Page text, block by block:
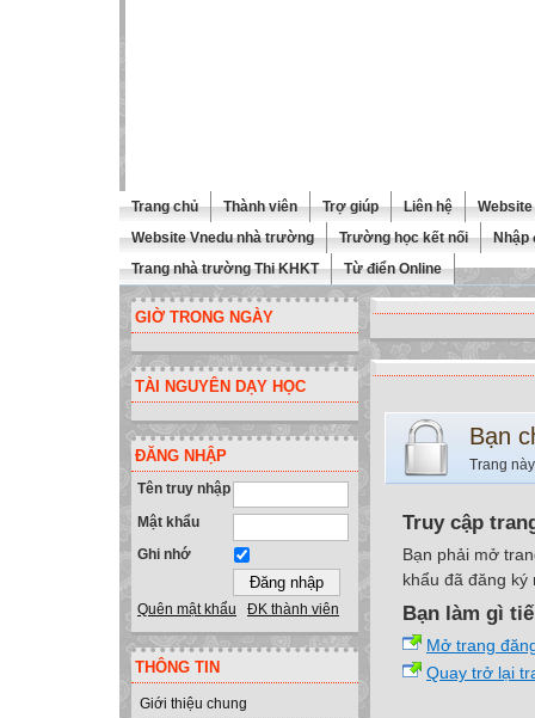
Trang chủ Thành viên Trợ giúp Liên hệ
Website Vnedu nhà trường
Trường học kết nối
Nhập
Trang nhà trường Thi KHKT
Từ điển Online
GIỜ TRONG NGÀY
TÀI NGUYÊN DẠY HỌC
ĐĂNG NHẬP
Tên truy nhập
Mật khẩu
Ghi nhớ
Quên mật khẩu ĐK thành viên
THÔNG TIN
Giới thiệu chung
Bạn
Trang
Truy cập
Bạn phải mở
khẩu đã đăng
Bạn làm gì
Mở trang
Quay trở lại